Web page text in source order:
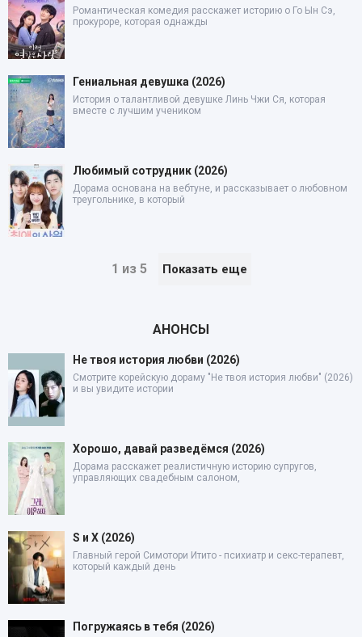
Романтическая комедия расскажет историю о Го Ын Сэ,
прокуроре, которая однажды
Гениальная девушка (2026)
История о талантливой девушке Линь Чжи Ся, которая
вместе с лучшим учеником
Любимый сотрудник (2026)
Дорама основана на вебтуне, и рассказывает о любовном
треугольнике, в который
1 из 5 Показать еще
АНОНСЫ
Не твоя история любви (2026)
Смотрите корейскую дораму "Не твоя история любви" (2026)
и вы увидите истории
Хорошо, давай разведёмся (2026)
Дорама расскажет реалистичную историю супругов,
управляющих свадебным салоном,
S и X (2026)
Главный герой Симотори Итито - психиатр и секс-терапевт,
который каждый день
Погружаясь в тебя (2026)